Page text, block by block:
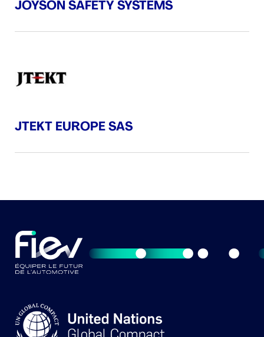
JOYSON SAFETY SYSTEMS
JTEKT EUROPE SAS